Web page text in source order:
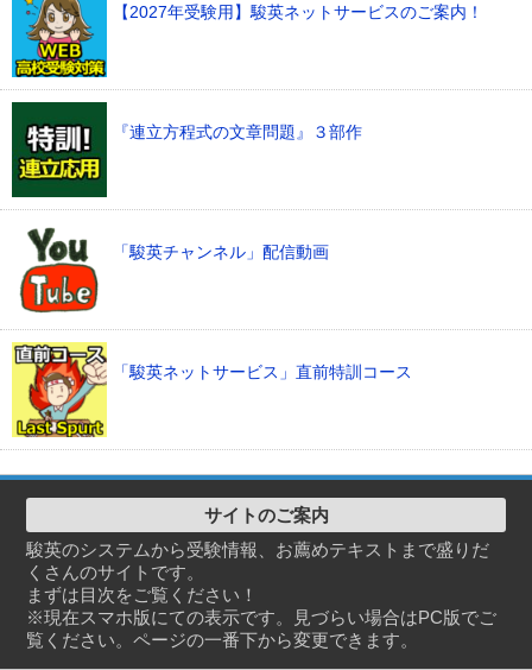
【2027年受験用】駿英ネットサービスのご案内！
『連立方程式の文章問題』３部作
「駿英チャンネル」配信動画
「駿英ネットサービス」直前特訓コース
サイトのご案内
駿英のシステムから受験情報、お薦めテキストまで盛りだ
くさんのサイトです。
まずは目次をご覧ください！
※現在スマホ版にての表示です。見づらい場合はPC版でご
覧ください。ページの一番下から変更できます。